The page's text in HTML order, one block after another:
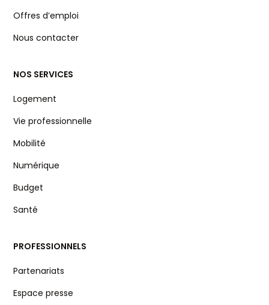
Offres d’emploi
Nous contacter
NOS SERVICES
Logement
Vie professionnelle
Mobilité
Numérique
Budget
Santé
PROFESSIONNELS
Partenariats
Espace presse